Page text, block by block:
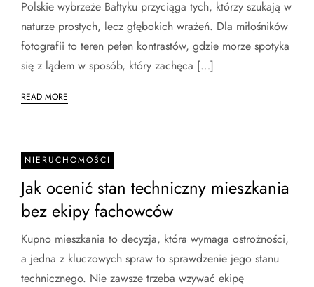
Polskie wybrzeże Bałtyku przyciąga tych, którzy szukają w
naturze prostych, lecz głębokich wrażeń. Dla miłośników
fotografii to teren pełen kontrastów, gdzie morze spotyka
się z lądem w sposób, który zachęca […]
READ MORE
NIERUCHOMOŚCI
Jak ocenić stan techniczny mieszkania
bez ekipy fachowców
Kupno mieszkania to decyzja, która wymaga ostrożności,
a jedna z kluczowych spraw to sprawdzenie jego stanu
technicznego. Nie zawsze trzeba wzywać ekipę